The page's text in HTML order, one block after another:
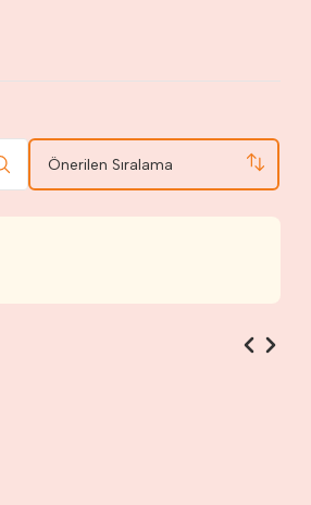
Önerilen Sıralama